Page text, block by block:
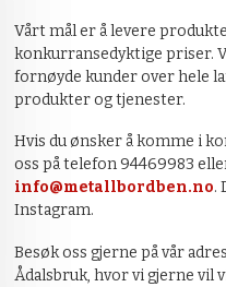
Vårt mål er å levere
konkurransedyktige priser.
fornøyde kunder over hele
produkter og tjenester.
Hvis du ønsker å komme i
oss på telefon 94469983
info@metallbordben.no.
Instagram.
Besøk oss gjerne på vår
Ådalsbruk, hvor vi gjerne vil